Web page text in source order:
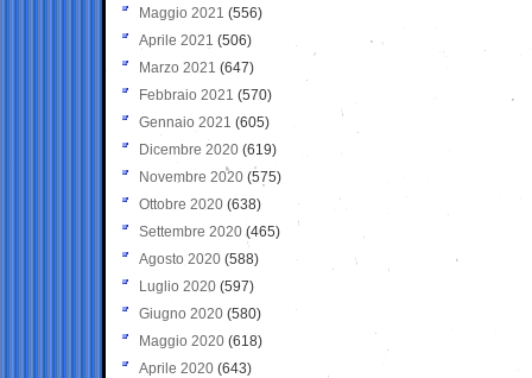
Maggio 2021 (556)
Aprile 2021 (506)
Marzo 2021 (647)
Febbraio 2021 (570)
Gennaio 2021 (605)
Dicembre 2020 (619)
Novembre 2020 (575)
Ottobre 2020 (638)
Settembre 2020(465)
Agosto 2020 (588)
Luglio 2020 (597)
Giugno 2020 (580)
Maggio 2020 (618)
Aprile 2020 (643)